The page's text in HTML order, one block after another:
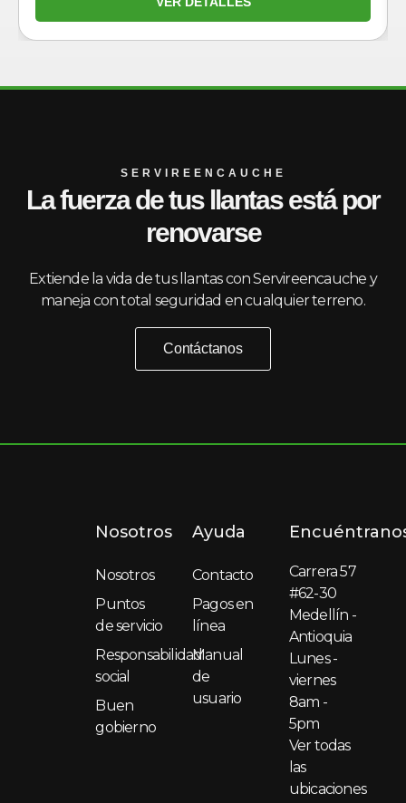
SERVIREENCAUCHE
La fuerza de tus llantas está por
renovarse
Extiende la vida de tus llantas con Servireencauche y
maneja con total seguridad en cualquier terreno.
Contáctanos
Nosotros
Nosotros
Puntos
de servicio
Responsabilidad
social
Buen
gobierno
Ayuda
Contacto
Pagos en
línea
Manual
de
usuario
Carrera 57
#62-30
Medellín -
Antioquia
Lunes -
viernes
8am -
5pm
Ver todas
las
ubicaciones